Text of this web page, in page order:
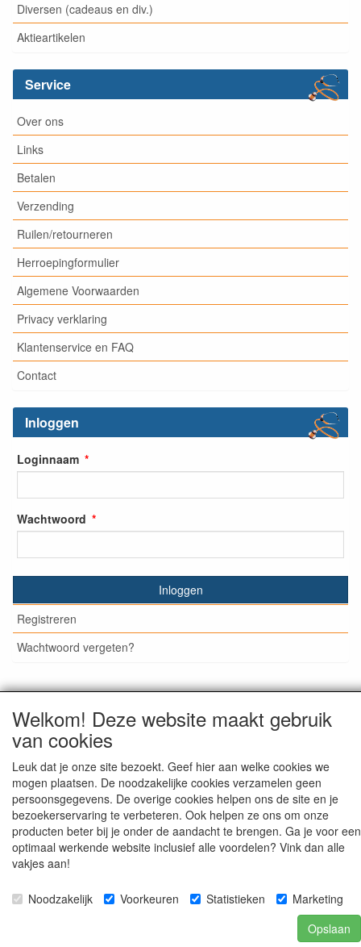
Diversen (cadeaus en div.)
Aktieartikelen
Service
Over ons
Links
Betalen
Verzending
Ruilen/retourneren
Herroepingformulier
Algemene Voorwaarden
Privacy verklaring
Klantenservice en FAQ
Contact
Inloggen
Loginnaam
Wachtwoord
Inloggen
Registreren
Wachtwoord vergeten?
© Medisan Trading | Alblasserdam. Alle genoemde prijzen
zijn inclusief BTW en exclusief
Welkom! Deze website maakt gebruik
van cookies
Leuk dat je onze site bezoekt. Geef hier aan welke cookies we
mogen plaatsen. De noodzakelijke cookies verzamelen geen
persoonsgegevens. De overige cookies helpen ons de site en je
bezoekerservaring te verbeteren. Ook helpen ze ons om onze
producten beter bij je onder de aandacht te brengen. Ga je voor een
optimaal werkende website inclusief alle voordelen? Vink dan alle
vakjes aan!
Noodzakelijk Voorkeuren Statistieken
Marketing
Opslaan